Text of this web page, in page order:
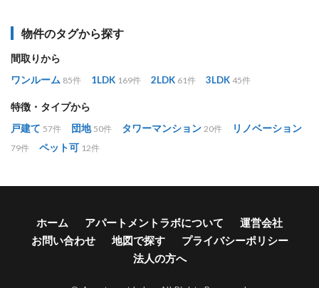
物件のタグから探す
間取りから
ワンルーム 85件 1LDK 169件 2LDK 61件 3LDK 45件
特徴・タイプから
戸建て 57件 団地 50件 タワーマンション 20件 リノベーション
79件 ペット可 12件
ホーム アパートメントラボについて
運営会社
お問い合わせ
地図で探す
プライバシーポリシー
法人の方へ